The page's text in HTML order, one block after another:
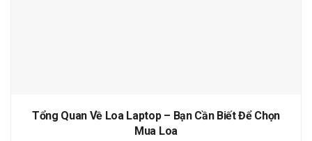
Tổng Quan Về Loa Laptop – Bạn Cần Biết Để Chọn
Mua Loa